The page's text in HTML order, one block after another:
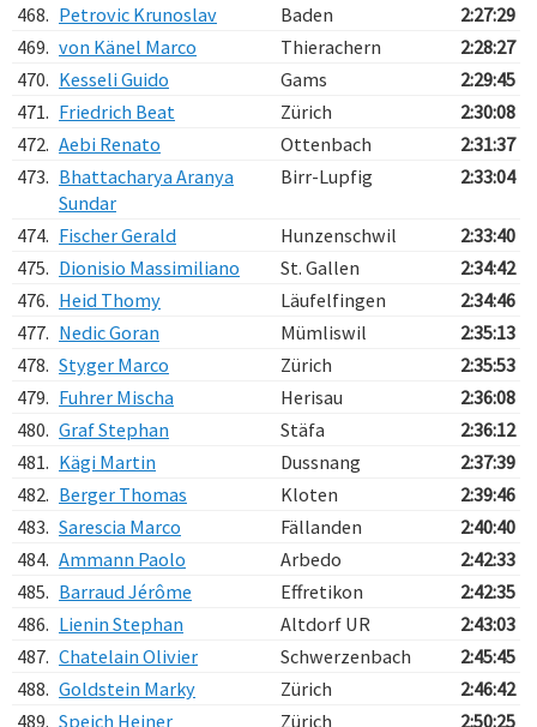
468. Petrovic Krunoslav Baden
2:27:29
469. von Känel Marco Thierachern
2:28:27
470. Kesseli Guido Gams
2:29:45
471. Friedrich Beat Zürich
2:30:08
472. Aebi Renato Ottenbach
2:31:37
473. Bhattacharya Aranya
Sundar
Birr-Lupfig 2:33:04
474. Fischer Gerald Hunzenschwil
2:33:40
475. Dionisio Massimiliano St. Gallen
2:34:42
476. Heid Thomy Läufelfingen
2:34:46
477. Nedic Goran Mümliswil
2:35:13
478. Styger Marco Zürich
2:35:53
479. Fuhrer Mischa Herisau
2:36:08
480. Graf Stephan Stäfa
2:36:12
481. Kägi Martin Dussnang
2:37:39
482. Berger Thomas Kloten
2:39:46
483. Sarescia Marco Fällanden
2:40:40
484. Ammann Paolo Arbedo
2:42:33
485. Barraud Jérôme Effretikon
2:42:35
486. Lienin Stephan Altdorf UR
2:43:03
487. Chatelain Olivier Schwerzenbach
2:45:45
488. Goldstein Marky Zürich
2:46:42
489. Speich Heiner Zürich 2:50:25